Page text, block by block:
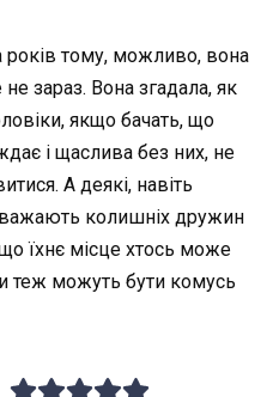
років тому, можливо, вона
зараз. Вона згадала, як
якщо бачать, що
і щаслива без них, не
А деякі, навіть
колишніх дружин
їхнє місце хтось може
теж можуть бути комусь